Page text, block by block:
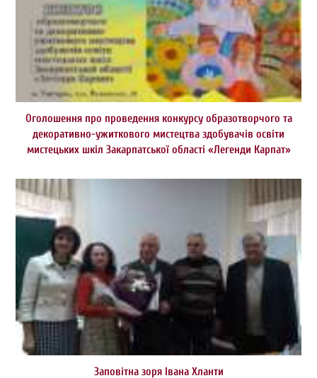
Оголошення про проведення конкурсу образотворчого та
декоративно-ужиткового мистецтва здобувачів освіти
мистецьких шкіл Закарпатської області «Легенди Карпат»
Заповітна зоря Івана Хланти